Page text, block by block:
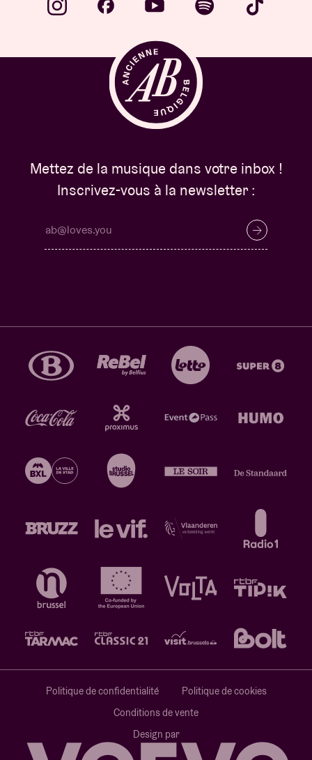
Mettez de la musique dans votre inbox !
Inscrivez-vous à la newsletter :
Politique de confidentialité
Politique de cookies
Conditions de vente
Design par